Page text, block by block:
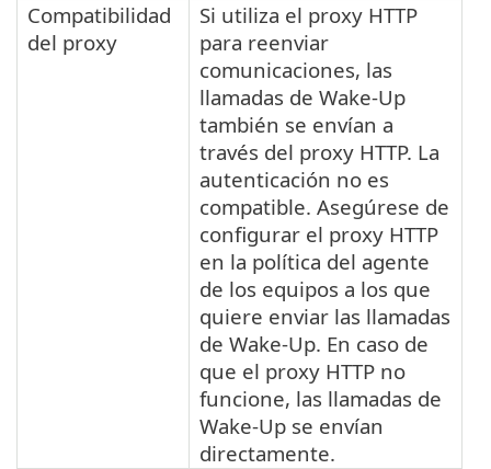
Compatibilidad
del proxy
Si utiliza el proxy HTTP
para reenviar
comunicaciones, las
llamadas de Wake-Up
también se envían a
través del proxy HTTP. La
autenticación no es
compatible. Asegúrese de
configurar el proxy HTTP
en la política del agente
de los equipos a los que
quiere enviar las llamadas
de Wake-Up. En caso de
que el proxy HTTP no
funcione, las llamadas de
Wake-Up se envían
directamente.